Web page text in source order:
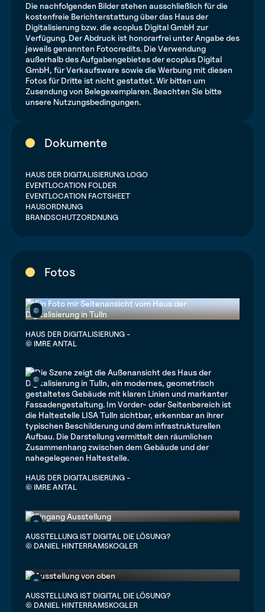
Die nachfolgenden Bilder stehen ausschließlich für die
kostenfreie Berichterstattung über das Haus der
Digitalisierung bzw. die ecoplus Digital GmbH zur
Verfügung. Der Abdruck ist honorarfrei unter Angabe des
jeweils genannten Fotocredits. Die Verwendung
außerhalb des Aufgabengebietes der ecoplus Digital
GmbH, für Verkaufsware sowie die Werbung mit diesen
Fotos für Dritte ist nicht gestattet. Wir bitten um
Zusendung von Belegexemplaren. Beachten Sie bitte
unsere Nutzungsbedingungen.
Dokumente
HAUS DER DIGITALISIERUNG LOGO
EVENTLOCATION FOLDER
EVENTLOCATION FACTSHEET
HAUSORDNUNG
BRANDSCHUTZORDNUNG
Fotos
©
HAUS DER DIGITALISIERUNG -
© IMRE ANTAL
©
HAUS DER DIGITALISIERUNG -
© IMRE ANTAL
©
AUSSTELLUNG IST DIGITAL DIE LÖSUNG?
© DANIEL HINTERRAMSKOGLER
©
AUSSTELLUNG IST DIGITAL DIE LÖSUNG?
© DANIEL HINTERRAMSKOGLER